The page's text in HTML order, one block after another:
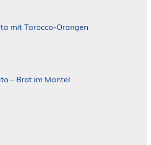
mit Tarocco-Orangen
– Brot im Mantel